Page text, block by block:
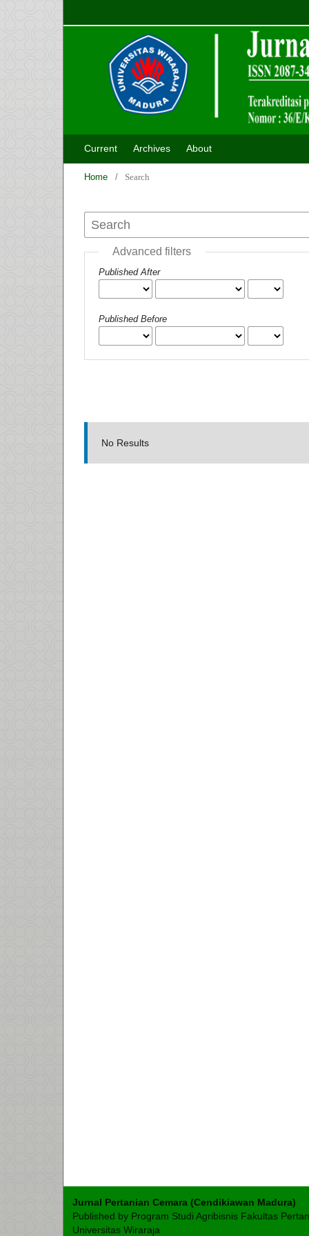
Current Archives About
Home / Search
Advanced filters
Published After
Published Before
No Results
Jurnal Pertanian Cemara (Cendikiawan Madura)
Published by Program Studi Agribisnis Fakultas
Universitas Wiraraja